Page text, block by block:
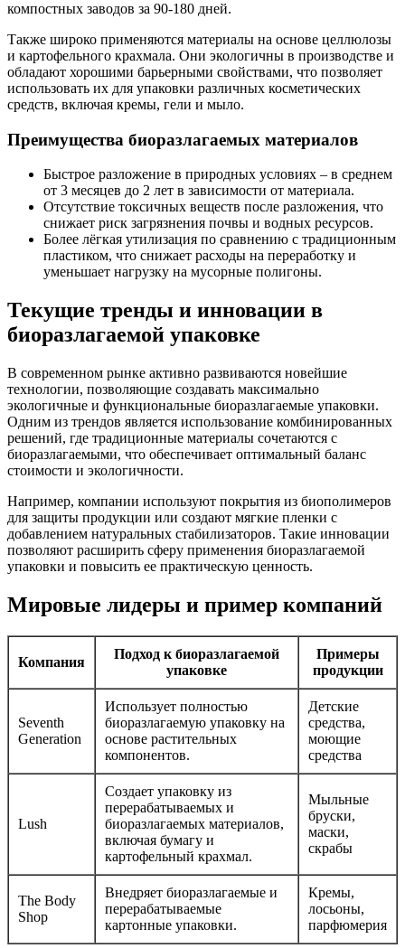
компостных заводов за 90-180 дней.
Также широко применяются материалы на основе целлюлозы
и картофельного крахмала. Они экологичны в производстве и
обладают хорошими барьерными свойствами, что позволяет
использовать их для упаковки различных косметических
средств, включая кремы, гели и мыло.
Преимущества биоразлагаемых материалов
Быстрое разложение в природных условиях – в среднем
от 3 месяцев до 2 лет в зависимости от материала.
Отсутствие токсичных веществ после разложения, что
снижает риск загрязнения почвы и водных ресурсов.
Более лёгкая утилизация по сравнению с традиционным
пластиком, что снижает расходы на переработку и
уменьшает нагрузку на мусорные полигоны.
Текущие тренды и инновации в
биоразлагаемой упаковке
В современном рынке активно развиваются новейшие
технологии, позволяющие создавать максимально
экологичные и функциональные биоразлагаемые упаковки.
Одним из трендов является использование комбинированных
решений, где традиционные материалы сочетаются с
биоразлагаемыми, что обеспечивает оптимальный баланс
стоимости и экологичности.
Например, компании используют покрытия из биополимеров
для защиты продукции или создают мягкие пленки с
добавлением натуральных стабилизаторов. Такие инновации
позволяют расширить сферу применения биоразлагаемой
упаковки и повысить ее практическую ценность.
Мировые лидеры и пример компаний
Компания
Подход к биоразлагаемой
упаковке
Примеры
продукции
Seventh
Generation
Использует полностью
биоразлагаемую упаковку на
основе растительных
компонентов.
Детские
средства,
моющие
средства
Lush
Создает упаковку из
перерабатываемых и
биоразлагаемых материалов,
включая бумагу и
картофельный крахмал.
Мыльные
бруски,
маски,
скрабы
The Body
Shop
Внедряет биоразлагаемые и
перерабатываемые
картонные упаковки.
Кремы,
лосьоны,
парфюмерия